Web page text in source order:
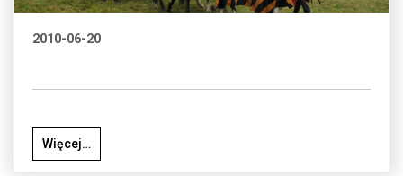
2010-06-20
Więcej…